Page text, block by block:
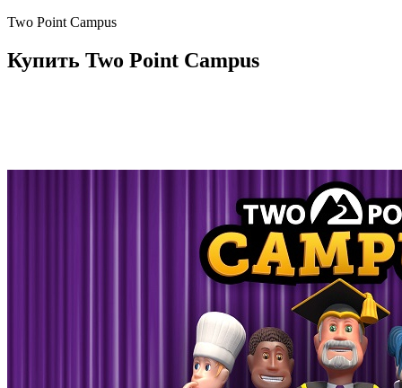
Two Point Campus
Купить Two Point Campus